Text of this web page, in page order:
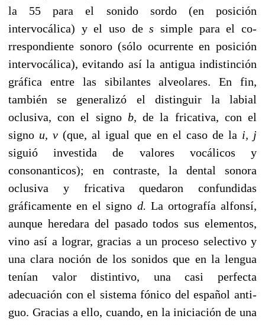
la 55 para el sonido sordo (en posición
intervocálica) y el uso des simple para el co­
rrespondiente sonoro (sólo ocurrente en posición
intervo­cálica), evitando así la antigua indistinción
gráfica entre las sibilantes alveolares. En fin,
también se generalizó el distinguir la labial
oclusiva, con el signo b,de la fricativa, con el
signo u, v(que, al igual que en el caso de la i, j
siguió investida de valores vocálicos y
consonanticos); en contras­te, la dental sonora
oclusiva y fricativa quedaron confundi­das
gráficamente en el signo d. La ortografía alfonsí,
aun­que heredara del pasado todos sus elementos,
vino así a lograr, gracias a un proceso selectivo y
una clara noción de los sonidos que en la lengua
tenían valor distintivo, una casi perfecta
adecuación con el sistema fónico del español anti­
guo. Gracias a ello, cuando, en la iniciación de una